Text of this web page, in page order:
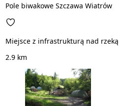
Pole biwakowe Szczawa Wiatrów
Miejsce z infrastrukturą nad rzeką
2.9 km